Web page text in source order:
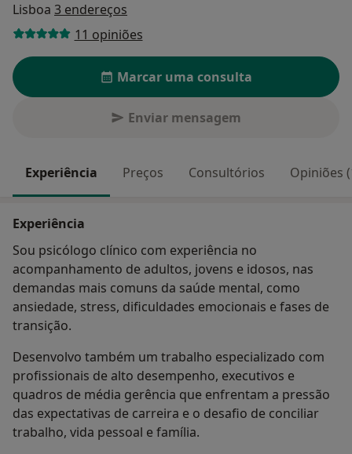
Lisboa 3 endereços
11 opiniões
Marcar uma consulta
Enviar mensagem
Experiência Preços Consultórios Opiniões
Experiência
Sou psicólogo clínico com experiência no
acompanhamento de adultos, jovens e idosos, nas
demandas mais comuns da saúde mental, como
ansiedade, stress, dificuldades emocionais e fases de
transição.
Desenvolvo também um trabalho especializado com
profissionais de alto desempenho, executivos e
quadros de média gerência que enfrentam a pressão
das expectativas de carreira e o desafio de conciliar
trabalho, vida pessoal e família.